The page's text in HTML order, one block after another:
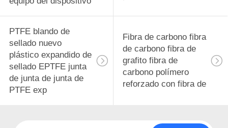
PTFE blando de
sellado nuevo
plástico expandido de
sellado EPTFE junta
de junta de junta de
PTFE exp
Fibra de carbono fibra
de carbono fibra de
grafito fibra de
carbono polímero
reforzado con fibra de